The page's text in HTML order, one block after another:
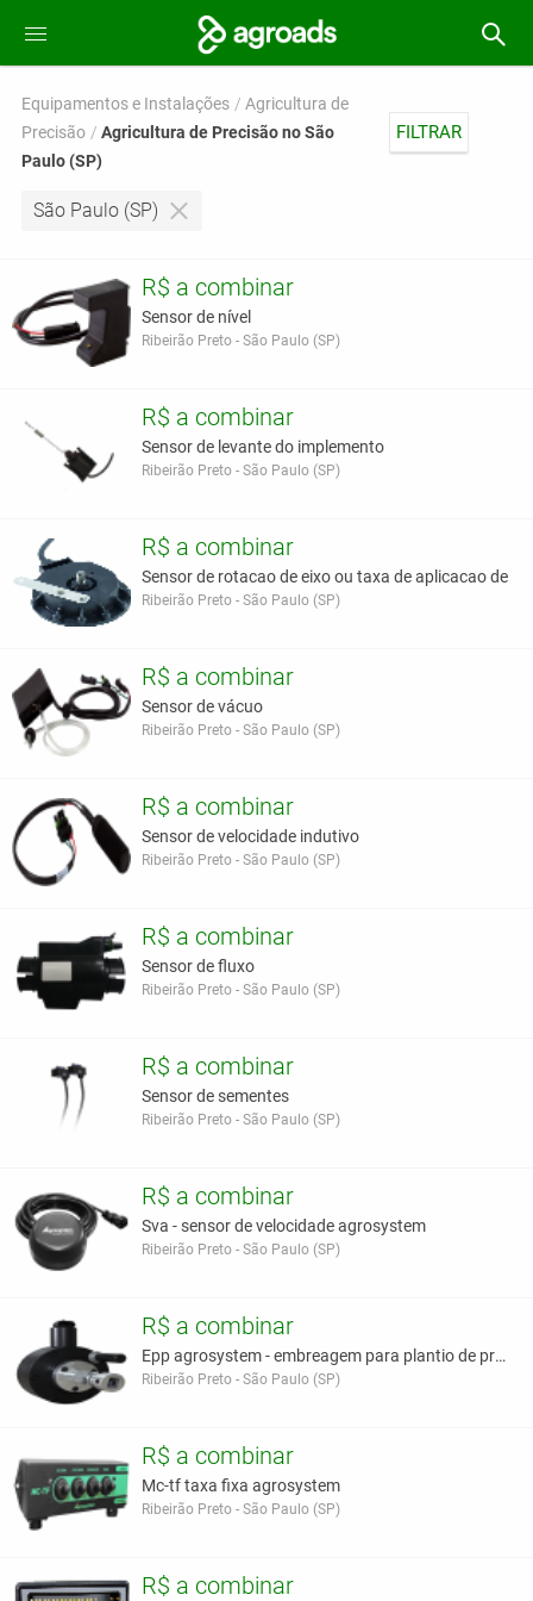
Equipamentos e Instalações
Agricultura de
Precisão
Agricultura de Precisão no São
Paulo (SP)
FILTRAR
São Paulo (SP)
R$ a combinar
Sensor de nível
Ribeirão Preto - São Paulo (SP)
R$ a combinar
Sensor de levante do implemento
Ribeirão Preto - São Paulo (SP)
R$ a combinar
Sensor de rotacao de eixo ou taxa de aplicacao de
Ribeirão Preto - São Paulo (SP)
R$ a combinar
Sensor de vácuo
Ribeirão Preto - São Paulo (SP)
R$ a combinar
Sensor de velocidade indutivo
Ribeirão Preto - São Paulo (SP)
R$ a combinar
Sensor de fluxo
Ribeirão Preto - São Paulo (SP)
R$ a combinar
Sensor de sementes
Ribeirão Preto - São Paulo (SP)
R$ a combinar
Sva - sensor de velocidade agrosystem
Ribeirão Preto - São Paulo (SP)
R$ a combinar
Epp agrosystem - embreagem para plantio de precisa
Ribeirão Preto - São Paulo (SP)
R$ a combinar
Mc-tf taxa fixa agrosystem
Ribeirão Preto - São Paulo (SP)
R$ a combinar